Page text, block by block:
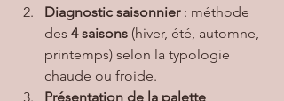
Diagnostic saisonnier : méthode
des 4 saisons (hiver, été, automne,
printemps) selon la typologie
chaude ou froide.
Présentation de la palette